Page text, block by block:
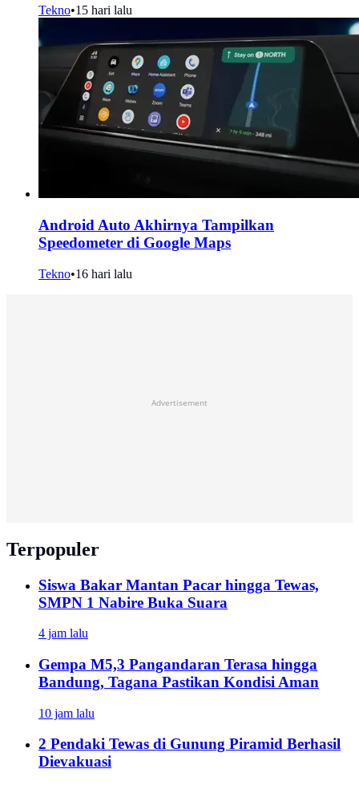
Tekno•15 hari lalu
Android Auto Akhirnya Tampilkan
Speedometer di Google Maps
Tekno•16 hari lalu
Advertisement
Terpopuler
Siswa Bakar Mantan Pacar hingga Tewas,
SMPN 1 Nabire Buka Suara
4 jam lalu
Gempa M5,3 Pangandaran Terasa hingga
Bandung, Tagana Pastikan Kondisi Aman
10 jam lalu
2 Pendaki Tewas di Gunung Piramid Berhasil
Dievakuasi